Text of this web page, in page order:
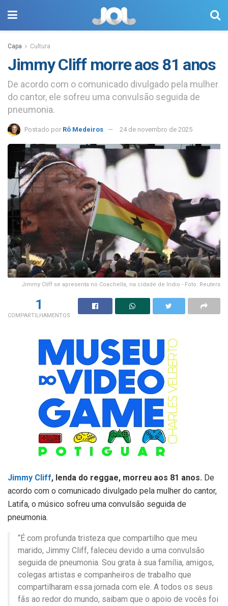
Capa Cultura
Jimmy Cliff morre aos 81 anos
De acordo com o comunicado divulgado pela mulher
do cantor, ele sofreu uma convulsão seguida de
pneumonia.
Postado por Rô Medeiros 24 de novembro de 2025
Jimmy Cliff se apresenta no Coachella, na cidade de Indio - Foto: Reuters
1
COMPARTILHAMENTOS
Jimmy Cliff, lenda do reggae, morreu aos 81 anos. De
acordo com o comunicado divulgado pela mulher do cantor,
Latifa, o músico sofreu uma convulsão seguida de
pneumonia.
“É com profunda tristeza que compartilho que meu
marido, Jimmy Cliff, faleceu devido a uma convulsão
seguida de pneumonia. Sou grata à sua família, amigos,
colegas artistas e companheiros de trabalho que
compartilharam essa jornada com ele. A todos os seus
fãs ao redor do mundo, saibam que o apoio de vocês foi